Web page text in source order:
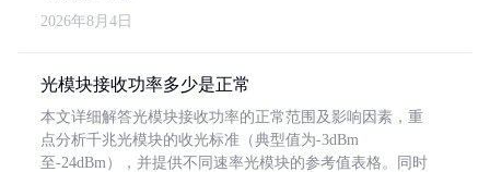
2026年8月4日
光模块接收功率多少是正常
本文详细解答光模块接收功率的正常范围及影响因素，重
点分析千兆光模块的收光标准（典型值为-3dBm
至-24dBm），并提供不同速率光模块的参考值表格。同时